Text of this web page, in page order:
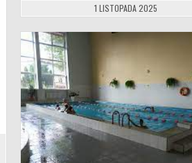
1 LISTOPADA 2025